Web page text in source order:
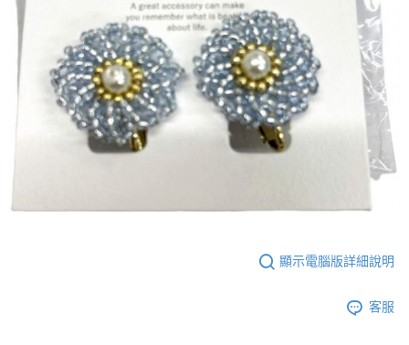
４．使用「AFTEE先享後付」時，將依據個別帳號之用戶狀況，依本公司即
時審查核予不同之上限額度；若仍有額度不足之情形，本公司將視審查結果
請求用戶進行身份認證。
５．嚴禁一人註冊多個帳號或使用他人資訊註冊。若發現惡意使用之情形，
恩沛科技股份有限公司將有權停止該用戶之使用額度並採取法律行動。
顯示電腦版詳細說明
客服